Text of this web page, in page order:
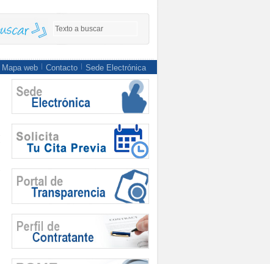
Mapa web Contacto Sede Electrónica